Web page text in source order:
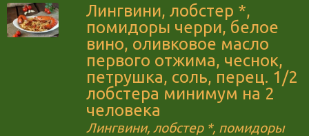
Лингвини, лобстер *,
помидоры черри, белое
вино, оливковое масло
первого отжима, чеснок,
петрушка, соль, перец. 1/2
лобстера минимум на 2
человека
Лингвини, лобстер *, помидоры